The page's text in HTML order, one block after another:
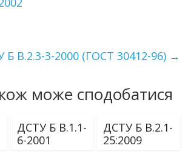
Б В.2.3-3-2000 (ГОСТ 30412-96) →
може сподобатися
ДСТУ Б В.1.1-
6-2001
ДСТУ Б В.2.1-
25:2009